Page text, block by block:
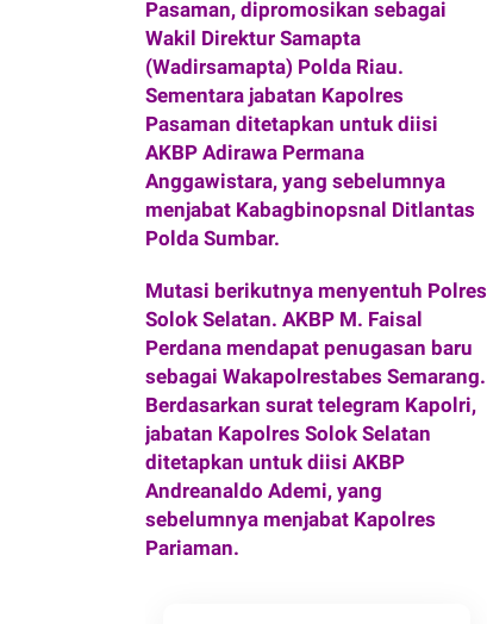
Pasaman, dipromosikan sebagai
Wakil Direktur Samapta
(Wadirsamapta) Polda Riau.
Sementara jabatan Kapolres
Pasaman ditetapkan untuk diisi
AKBP Adirawa Permana
Anggawistara, yang sebelumnya
menjabat Kabagbinopsnal Ditlantas
Polda Sumbar.
Mutasi berikutnya menyentuh Polres
Solok Selatan. AKBP M. Faisal
Perdana mendapat penugasan baru
sebagai Wakapolrestabes Semarang.
Berdasarkan surat telegram Kapolri,
jabatan Kapolres Solok Selatan
ditetapkan untuk diisi AKBP
Andreanaldo Ademi, yang
sebelumnya menjabat Kapolres
Pariaman.